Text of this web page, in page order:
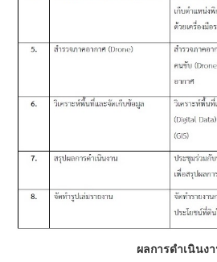
ผลการดำเนินง